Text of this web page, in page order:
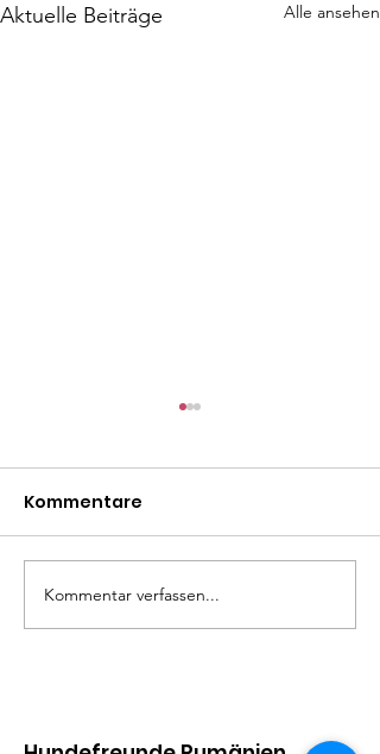
Aktuelle Beiträge Alle ansehen
Kommentare
Kommentar verfassen...